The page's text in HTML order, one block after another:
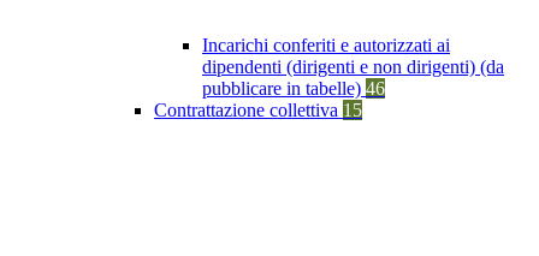
Incarichi conferiti e autorizzati ai
dipendenti (dirigenti e non dirigenti) (da
pubblicare in tabelle) 46
Contrattazione collettiva 15